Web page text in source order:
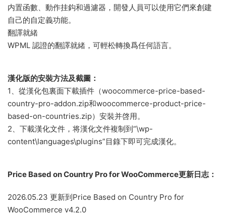
内置函數、動作挂鈎和過濾器，開發人員可以使用它們來創建
自己的自定義功能。
翻譯就緒
WPML 認證的翻譯就緒，可輕松轉換爲任何語言。
漢化版的安裝方法及截圖：
1、從漢化包裏面下載插件（woocommerce-price-based-
country-pro-addon.zip和woocommerce-product-price-
based-on-countries.zip）安裝并啓用。
2、下載漢化文件，将漢化文件複制到“\wp-
content\languages\plugins”目錄下即可完成漢化。
Price Based on Country Pro for WooCommerce更新日志：
2026.05.23 更新到Price Based on Country Pro for
WooCommerce v4.2.0